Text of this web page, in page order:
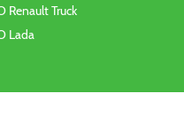
Renault Truck
Lada